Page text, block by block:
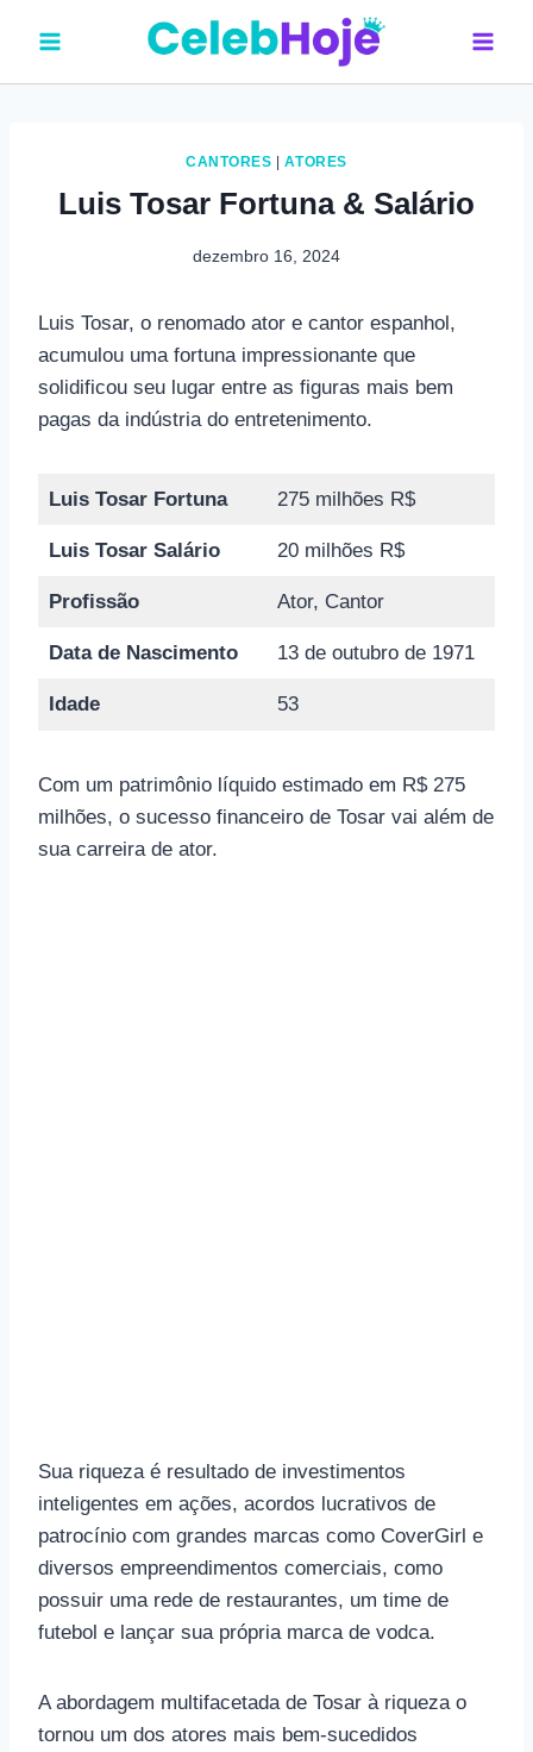
o
CANTORES |ATORES
Luis Tosar Fortuna & Salário
dezembro 16, 2024
Luis Tosar, o renomado ator e cantor espanhol,
acumulou uma fortuna impressionante que
solidificou seu lugar entre as figuras mais bem
pagas da indústria do entretenimento.
Luis Tosar Fortuna 275 milhões R$
Luis Tosar Salário 20 milhões R$
Profissão Ator, Cantor
Data de Nascimento 13 de outubro de 1971
Idade 53
Com um patrimônio líquido estimado em R$ 275
milhões, o sucesso financeiro de Tosar vai além de
sua carreira de ator.
Sua riqueza é resultado de investimentos
inteligentes em ações, acordos lucrativos de
patrocínio com grandes marcas como CoverGirl e
diversos empreendimentos comerciais, como
possuir uma rede de restaurantes, um time de
futebol e lançar sua própria marca de vodca.
A abordagem multifacetada de Tosar à riqueza o
tornou um dos atores mais bem-sucedidos